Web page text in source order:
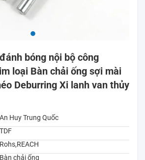
bóng nội bộ công
loại Bàn chải ống sợi mài
Deburring Xi lanh van thủy
An Huy Trung Quốc
TDF
Rohs,REACH
Bàn chải ống